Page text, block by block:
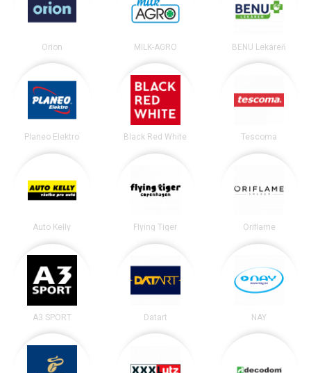
Orion MILK-AGRO BENU Lekáreň
Planeo Elektro Black Red White Tescoma
Auto Kelly Flying Tiger Oriflame
A3 SPORT Datart NAY